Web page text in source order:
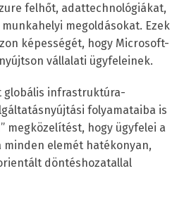
felhőt, adattechnológiákat,
megoldásokat. Ezek
képességét, hogy Microsoft-
vállalati ügyfeleinek.
globális infrastruktúra-
folyamataiba is
megközelítést, hogy ügyfelei a
minden elemét hatékonyan,
döntéshozatallal